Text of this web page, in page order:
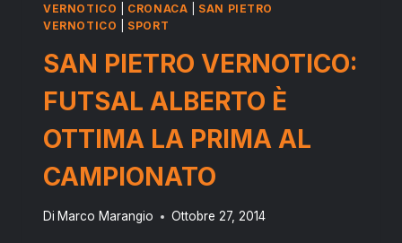
PARQUET
VERNOTICO
CRONACA
SAN PIETRO
VERNOTICO
SPORT
SAN PIETRO VERNOTICO:
FUTSAL ALBERTO È
OTTIMA LA PRIMA AL
CAMPIONATO
Di Marco Marangio Ottobre 27, 2014